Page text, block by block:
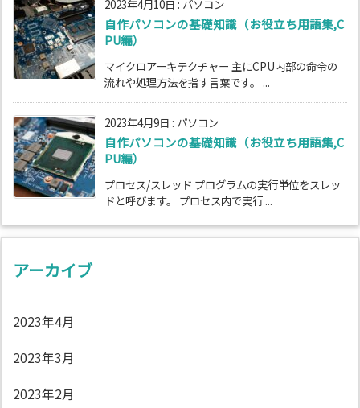
2023年4月10日 : パソコン
自作パソコンの基礎知識（お役立ち用語集,C
PU編）
マイクロアーキテクチャー 主にCPU内部の命令の
流れや処理方法を指す言葉です。 ...
2023年4月9日 : パソコン
自作パソコンの基礎知識（お役立ち用語集,C
PU編）
プロセス/スレッド プログラムの実行単位をスレッ
ドと呼びます。 プロセス内で実行 ...
アーカイブ
2023年4月
2023年3月
2023年2月